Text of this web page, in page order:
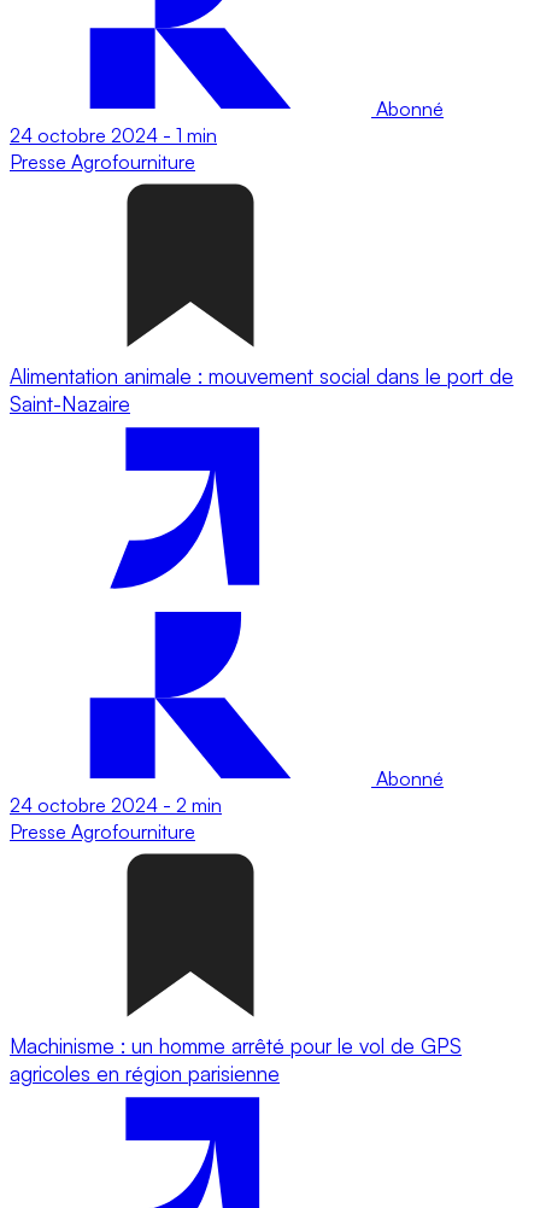
Abonné
24 octobre 2024 - 1 min
Presse Agrofourniture
Alimentation animale : mouvement social dans le port de
Saint-Nazaire
Abonné
24 octobre 2024 - 2 min
Presse Agrofourniture
Machinisme : un homme arrêté pour le vol de GPS
agricoles en région parisienne